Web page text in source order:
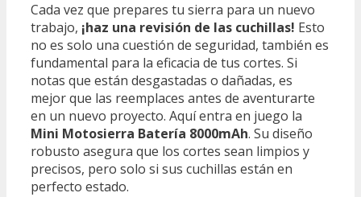
Cada vez que prepares tu sierra para un nuevo
trabajo, ¡haz una revisión de las cuchillas! Esto
no es solo una cuestión de seguridad, también es
fundamental para la eficacia de tus cortes. Si
notas que están desgastadas o dañadas, es
mejor que las reemplaces antes de aventurarte
en un nuevo proyecto. Aquí entra en juego la
Mini Motosierra Batería 8000mAh. Su diseño
robusto asegura que los cortes sean limpios y
precisos, pero solo si sus cuchillas están en
perfecto estado.